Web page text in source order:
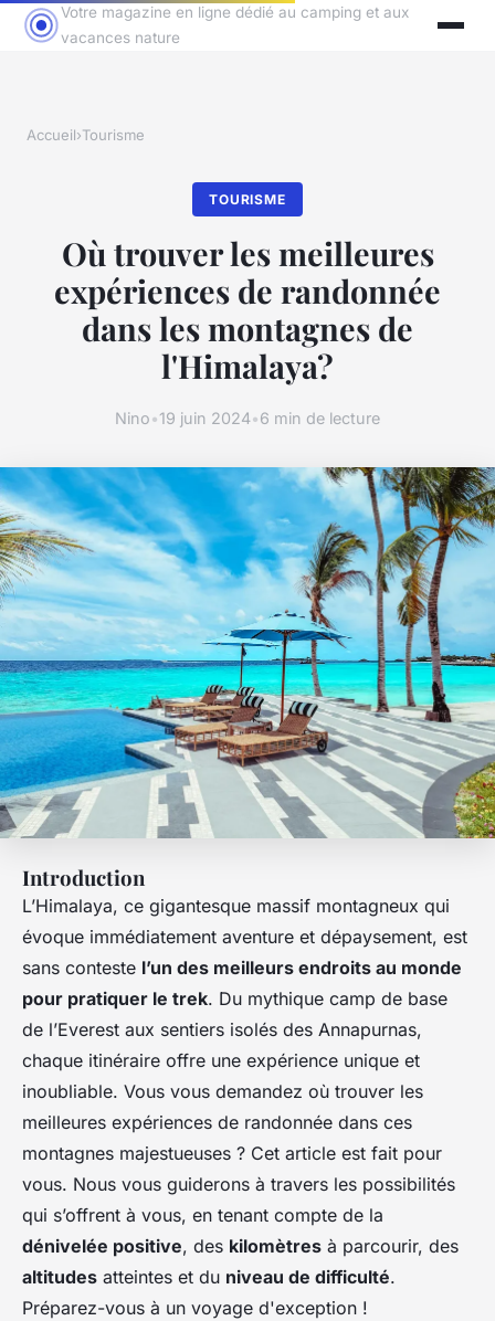
Votre magazine en ligne dédié au camping et aux
vacances nature
Accueil›Tourisme
TOURISME
Où trouver les meilleures
expériences de randonnée
dans les montagnes de
l'Himalaya?
Nino•19 juin 2024•6 min de lecture
Introduction
L’Himalaya, ce gigantesque massif montagneux qui
évoque immédiatement aventure et dépaysement, est
sans conteste l’un des meilleurs endroits au monde
pour pratiquer le trek. Du mythique camp de base
de l’Everest aux sentiers isolés des Annapurnas,
chaque itinéraire offre une expérience unique et
inoubliable. Vous vous demandez où trouver les
meilleures expériences de randonnée dans ces
montagnes majestueuses ? Cet article est fait pour
vous. Nous vous guiderons à travers les possibilités
qui s’offrent à vous, en tenant compte de la
dénivelée positive, des kilomètres à parcourir, des
altitudes atteintes et du niveau de difficulté.
Préparez-vous à un voyage d'exception !